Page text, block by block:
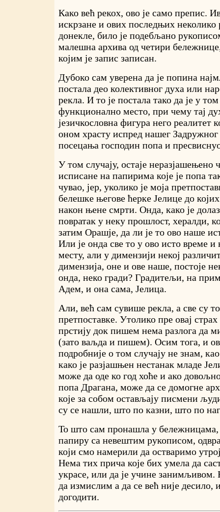
Како већ рекох, ово је само препис.
искрзане и ових последњих
донекле, било је подебљано
малешна архива од четири
којим је запис записан.
Дубоко сам уверена да је попина
постала део колективног духа или
рекла. И то је постала тако да је у
функционално место, при чему тај
језичкословна фигура него реалитет
оном храсту испред нашег Задружног
посецања господин попа и
У том случају, остаје неразјашењено
исписане на папирима које је попа
чувао, јер, уколико је моја
белешке његове ћерке Јелице до
након њене смрти. Онда, како је
повратак у неку прошлост, хералди,
затим Орашје, да ли је то ово наше
Или је онда све то у ово исто време
месту, али у димензији некој
димензија, оне и ове наше, постоје
онда, неко гради? Градитељи, на
Адем, и она сама, Јелица.
Али, већ сам сувише рекла, а све су
претпоставке. Утолико пре овај страх
прстију док пишем нема разлога да
(зато ваљда и пишем). Осим тога, и
подробније о том случају не знам,
како је разјашњен нестанак младе
може да оде ко год хоће и ако
попа Драгана, може да се домогне
које за собом остављају писмени
су се нашли, што по казни, што по
То што сам пронашла у
папиру са невештим рукописом,
који смо намерили да остваримо
Нема тих прича које бих умела да
украсе, или да је учине
да измислим а да се већ није десило,
догодити.